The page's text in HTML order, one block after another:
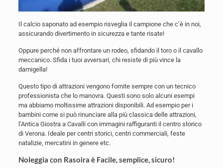
Il calcio saponato ad esempio risveglia il campione che c’è in noi,
assicurando divertimento in sicurezza e tante risate!
Oppure perché non affrontare un rodeo, sfidando il toro o il cavallo
meccanico. Sfida i tuoi avversari, chi resiste di più vince la
damigella!
Questo tipo di attrazioni vengono fornite sempre con un tecnico
professionista che lo manovra. Questi sono solo alcuni esempi
ma abbiamo moltissime attrazioni disponibili. Ad esempio per i
bambini come si può rinunciare alla più classica delle attrazioni,
l’Antica Giostra a Cavalli con immagini raffiguranti il centro storico
di Verona. Ideale per centri storici, centri commerciali, feste
natalizie, mercatini in genere etc.
Noleggia con Rasoira è Facile, semplice, sicuro!